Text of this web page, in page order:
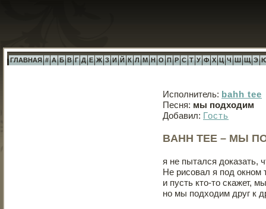
ГЛАВНАЯ # А Б В Г Д Е Ж З И Й К Л М Н О П Р С Т У Ф Х Ц Ч Ш Щ Э
Исполнитель: bahh tee
Песня: мы подходим
Добавил: Гость
BAHH TEE – МЫ
я не пытался доказать,
Не рисовал я под окном
и пусть кто-то скажет,
но мы подходим друг к